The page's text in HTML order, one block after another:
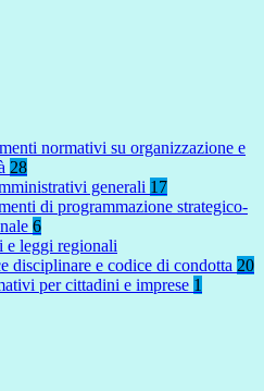
normativi su organizzazione e
28
generali 17
di programmazione strategico-
6
e leggi regionali
disciplinare e codice di condotta 20
per cittadini e imprese 1